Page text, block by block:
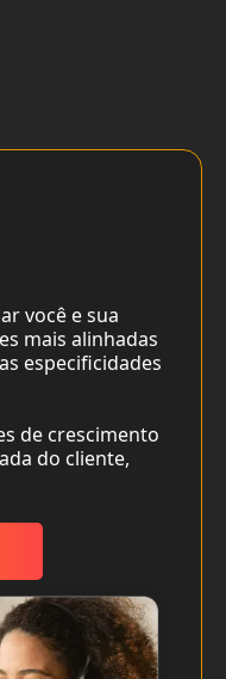
você e sua
mais alinhadas
especificidades
de crescimento
do cliente,